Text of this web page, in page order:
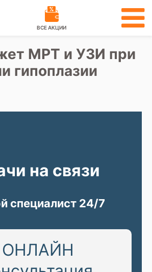
ВСЕ АКЦИИ
МРТ и УЗИ при
гипоплазии
ОНЛАЙН
специалист 24/7
на связи